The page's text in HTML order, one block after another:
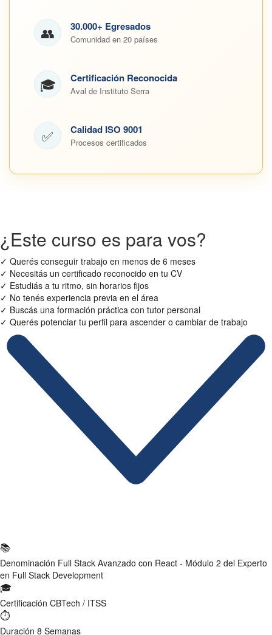
👥 30.000+ Egresados
Comunidad en 20 países
🎓 Certificación Reconocida
Aval de Instituto Serra
✅ Calidad ISO 9001
Procesos certificados
¿Este curso es para vos?
✓ Querés conseguir trabajo en menos de 6 meses
✓ Necesitás un certificado reconocido en tu CV
✓ Estudiás a tu ritmo, sin horarios fijos
✓ No tenés experiencia previa en el área
✓ Buscás una formación práctica con tutor personal
✓ Querés potenciar tu perfil para ascender o cambiar de trabajo
📚
Denominación Full Stack Avanzado con React - Módulo 2 del Experto
en Full Stack Development
🎓
Certificación CBTech / ITSS
⏱
Duración 8 Semanas